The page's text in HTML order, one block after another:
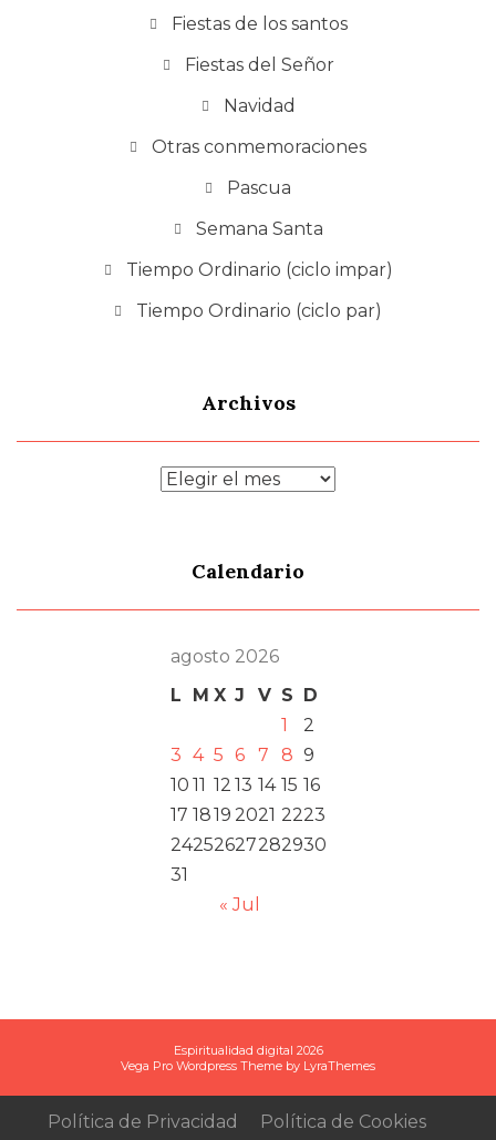
Fiestas de los santos
Fiestas del Señor
Navidad
Otras conmemoraciones
Pascua
Semana Santa
Tiempo Ordinario (ciclo impar)
Tiempo Ordinario (ciclo par)
Archivos
Archivos
Calendario
agosto 2026
L
M X J V S D
1
2
3 4 5 6 7 8 9
10 11 12 13 14 15 16
17 1819 2021 2223
24252627282930
31
« Jul
Espiritualidad digital 2026
Vega Pro Wordpress Theme by LyraThemes
Política de Privacidad Política de Cookies